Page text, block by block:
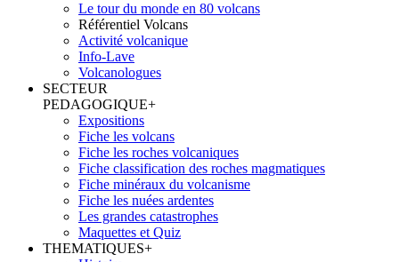
Le tour du monde en 80 volcans
Référentiel Volcans
Activité volcanique
Info-Lave
Volcanologues
SECTEUR
PEDAGOGIQUE+
Expositions
Fiche les volcans
Fiche les roches volcaniques
Fiche classification des roches magmatiques
Fiche minéraux du volcanisme
Fiche les nuées ardentes
Les grandes catastrophes
Maquettes et Quiz
THEMATIQUES+